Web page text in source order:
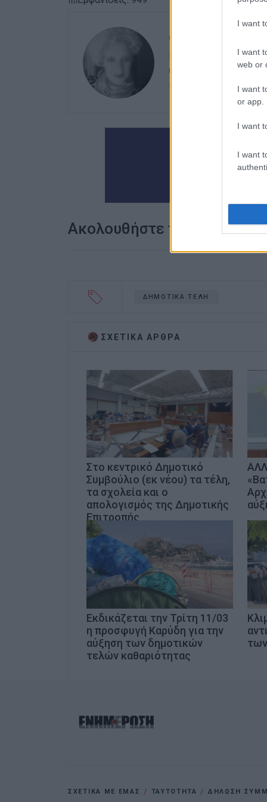
I want
I want
web or
I want
or app.
I want
I want
Εργάζεται στις
ευθύνης. Ειδικεύεται
καλλιτεχνικό
Ακολουθήστε το enimerosi
ΔΗΜΟΤΙΚΑ ΤΕΛΗ
ΣΧΕΤΙΚA AΡΘΡΑ
Στο κεντρικό Δημοτικό
Συμβούλιο (εκ νέου) τα τέλη,
τα σχολεία και ο
απολογισμός της Δημοτικής
Επιτροπής
Εκδικάζεται την Τρίτη 11/03
η προσφυγή Καρύδη για την
αύξηση των δημοτικών
τελών καθαριότητας
ΣΧΕΤΙΚΑ ΜΕ ΕΜΑΣ ΤΑΥΤΟΤΗΤΑ ΔΗΛΩΣΗ